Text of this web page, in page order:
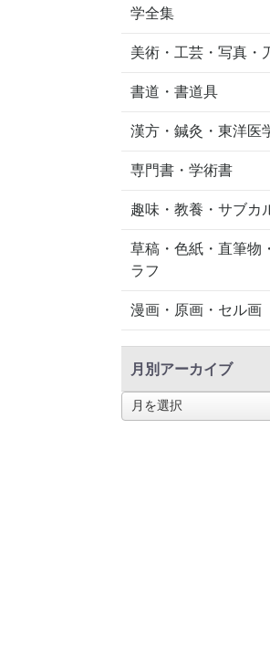
学全集
美術・工芸・写真・
書道・書道具
漢方・鍼灸・東洋医
専門書・学術書
趣味・教養・サブカ
草稿・色紙・直筆物
ラフ
漫画・原画・セル画
月別アーカイブ
別